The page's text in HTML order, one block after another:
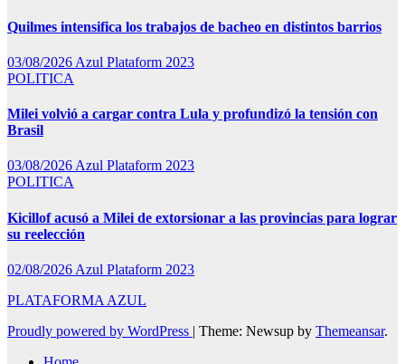
Quilmes intensifica los trabajos de bacheo en distintos barrios
03/08/2026 Azul Plataform 2023
POLITICA
Milei volvió a cargar contra Lula y profundizó la tensión con
Brasil
03/08/2026 Azul Plataform 2023
POLITICA
Kicillof acusó a Milei de extorsionar a las provincias para lograr
su reelección
02/08/2026 Azul Plataform 2023
PLATAFORMA AZUL
Proudly powered by WordPress | Theme: Newsup by Themeansar.